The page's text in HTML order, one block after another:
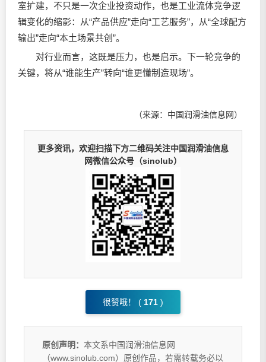
室扩建，不只是一次企业投资动作，也是工业流体竞争逻
辑变化的缩影：从“产品供应”走向“工艺服务”，从“全球配方
输出”走向“本土场景共创”。
对行业而言，这既是压力，也是启示。下一轮竞争的
关键，将从“谁能生产”转向“谁更懂制造现场”。
（来源：中国润滑油信息网）
更多资讯，欢迎扫描下方二维码关注中国润滑油信息
网微信公众号（sinolub）
很赞哦！ ( 171 )
原创声明： 本文系中国润滑油信息网
（www.sinolub.com）原创作品，若需转载务必以